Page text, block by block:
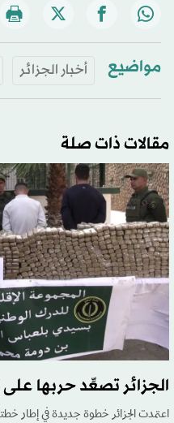
مواضيع أخبار الجزائر
مقالات ذات صلة
الجزائر تصعِّد حربها
اعتمدت الجزائر خطوة جديدة في إطار